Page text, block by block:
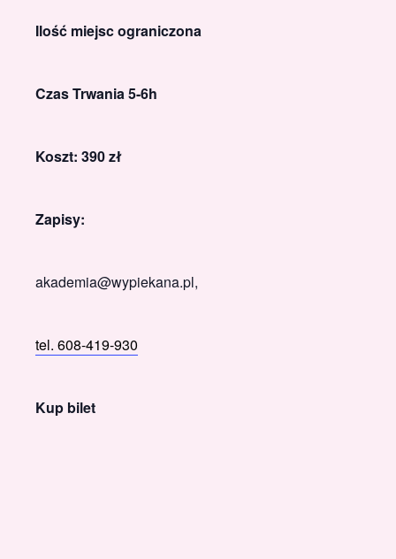
Ilość miejsc ograniczona
Czas Trwania 5-6h
Koszt: 390 zł
Zapisy:
akademia@wypiekana.pl,
tel. 608-419-930
Kup bilet